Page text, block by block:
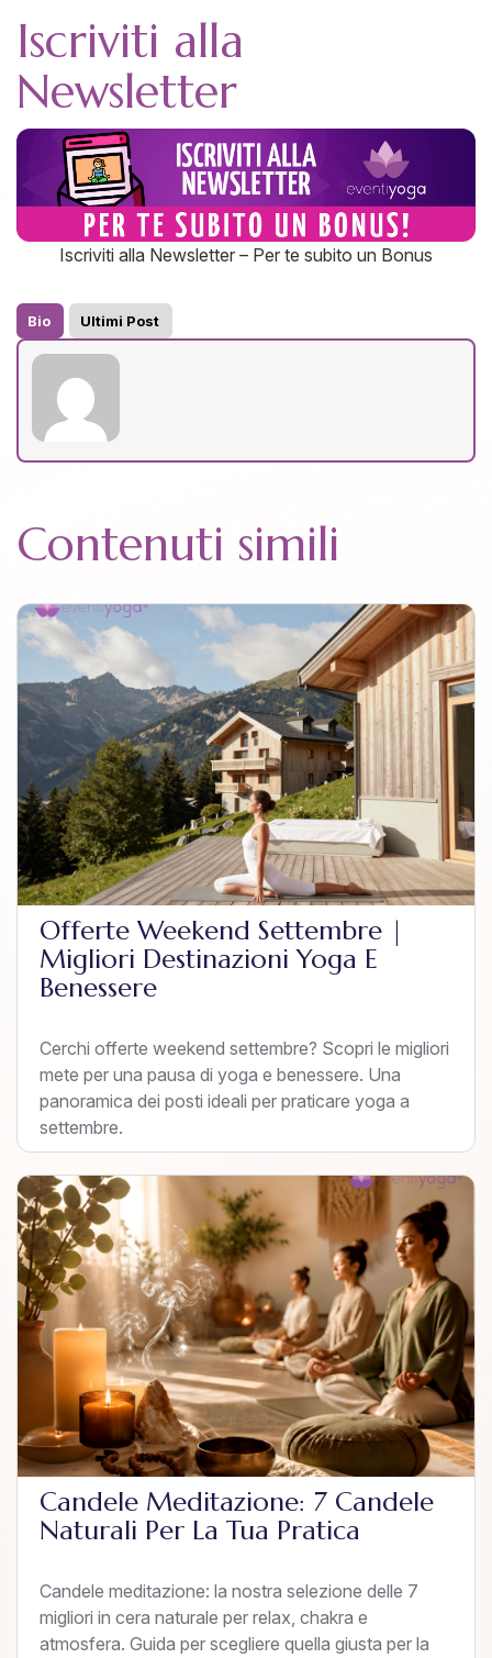
Iscriviti alla
Newsletter
Iscriviti alla Newsletter – Per te subito un Bonus
Bio Ultimi Post
Contenuti simili
Offerte Weekend Settembre |
Migliori Destinazioni Yoga E
Benessere
Cerchi offerte weekend settembre? Scopri le migliori
mete per una pausa di yoga e benessere. Una
panoramica dei posti ideali per praticare yoga a
settembre.
Candele Meditazione: 7 Candele
Naturali Per La Tua Pratica
Candele meditazione: la nostra selezione delle 7
migliori in cera naturale per relax, chakra e
atmosfera. Guida per scegliere quella giusta per la